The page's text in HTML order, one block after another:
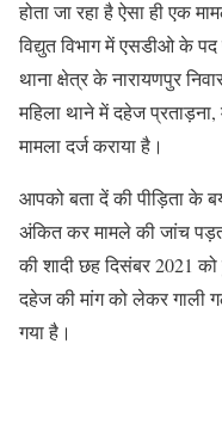
होता जा रहा है ऐसा ही एक
विद्युत विभाग में एसडीओ के पद
थाना क्षेत्र के नारायणपुर
महिला थाने में दहेज
मामला दर्ज कराया है।
आपको बता दें की पीड़िता के
अंकित कर मामले की जांच
की शादी छह दिसंबर 2021 को
दहेज की मांग को लेकर गाली
गया है।